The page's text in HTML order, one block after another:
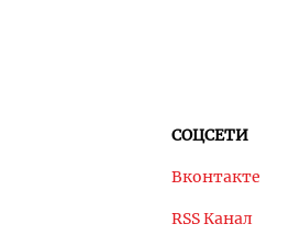
СОЦСЕТИ
Вконтакте
RSS Канал